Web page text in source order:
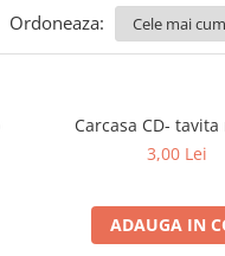
Ordoneaza:
Carcasa CD-
3,00 Lei
ADAUGA IN